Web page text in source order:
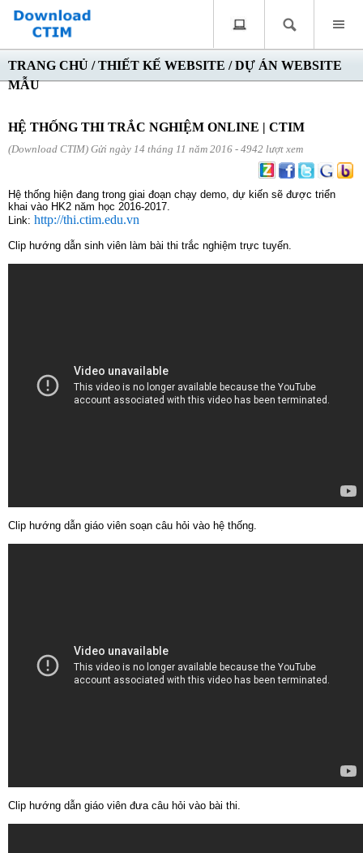
TRANG CHỦ /THIẾT KẾ WEBSITE /DỰ ÁN WEBSITE
MẪU
HỆ THỐNG THI TRẮC NGHIỆM ONLINE | CTIM
(Download CTIM) Gửi ngày 14 tháng 11 năm 2016 - 4942 lượt xem
Hệ thống hiện đang trong giai đoạn chạy demo, dự kiến sẽ được triển
khai vào HK2 năm học 2016-2017.
Link: http://thi.ctim.edu.vn
Clip hướng dẫn sinh viên làm bài thi trắc nghiệm trực tuyến.
Clip hướng dẫn giáo viên soạn câu hỏi vào hệ thống.
Clip hướng dẫn giáo viên đưa câu hỏi vào bài thi.